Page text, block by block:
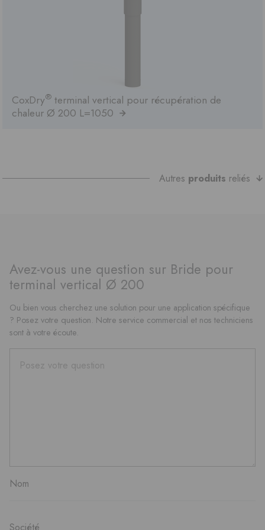
CoxDry® terminal vertical pour récupération de
chaleur Ø 200 L=1050
Autres produits reliés
Avez-vous une question sur Bride pour
terminal vertical Ø 200
Ou bien vous cherchez une solution pour une application spécifique
? Posez votre question. Notre service commercial et nos techniciens
sont à votre écoute.